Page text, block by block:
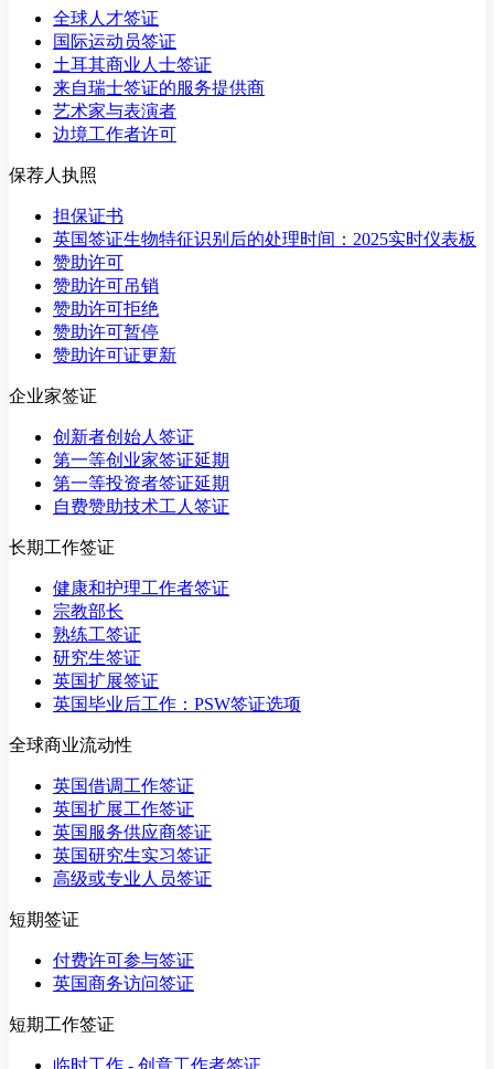
全球人才签证
国际运动员签证
土耳其商业人士签证
来自瑞士签证的服务提供商
艺术家与表演者
边境工作者许可
保荐人执照
担保证书
英国签证生物特征识别后的处理时间：2025实时仪表板
赞助许可
赞助许可吊销
赞助许可拒绝
赞助许可暂停
赞助许可证更新
企业家签证
创新者创始人签证
第一等创业家签证延期
第一等投资者签证延期
自费赞助技术工人签证
长期工作签证
健康和护理工作者签证
宗教部长
熟练工签证
研究生签证
英国扩展签证
英国毕业后工作：PSW签证选项
全球商业流动性
英国借调工作签证
英国扩展工作签证
英国服务供应商签证
英国研究生实习签证
高级或专业人员签证
短期签证
付费许可参与签证
英国商务访问签证
短期工作签证
临时工作 - 创意工作者签证